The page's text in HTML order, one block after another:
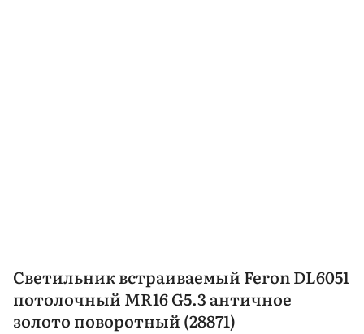
Светильник встраиваемый Feron DL6051
потолочный MR16 G5.3 античное
золото поворотный (28871)